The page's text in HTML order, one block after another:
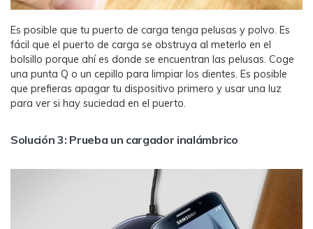
Es posible que tu puerto de carga tenga pelusas y polvo. Es
fácil que el puerto de carga se obstruya al meterlo en el
bolsillo porque ahí es donde se encuentran las pelusas. Coge
una punta Q o un cepillo para limpiar los dientes. Es posible
que prefieras apagar tu dispositivo primero y usar una luz
para ver si hay suciedad en el puerto.
Solución 3: Prueba un cargador inalámbrico